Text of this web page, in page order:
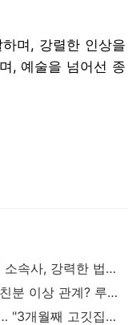
며, 강렬한 인상을
, 예술을 넘어선 종
'프로골퍼 불륜 루머' 비 소속사, 강력한 법적 대응 예고
조정석 측 "골프선수와 친분 이상 관계? 루머 확대 황당해"
최강희, 직접 밝힌 근황… "3개월째 고깃집 설거지 알바"